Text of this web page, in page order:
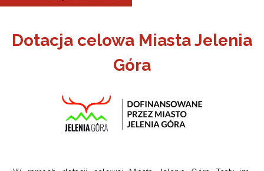
Dotacja celowa Miasta Jelenia
Góra